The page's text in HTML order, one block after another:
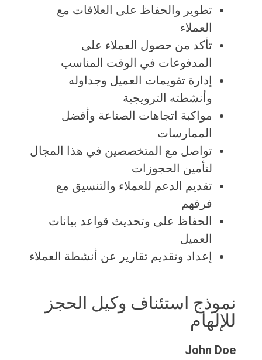
تطوير والحفاظ على العلاقات مع
العملاء
تأكد من حصول العملاء على
المدفوعات في الوقت المناسب
إدارة تقويمات العميل وجداوله
وأنشطته الترويجية
مواكبة اتجاهات الصناعة وأفضل
الممارسات
تواصل مع المتخصصين في هذا المجال
لتأمين الحجوزات
تقديم الدعم للعملاء والتنسيق مع
فرقهم
الحفاظ على وتحديث قواعد بيانات
العميل
إعداد وتقديم تقارير عن أنشطة العملاء
نموذج استئناف وكيل الحجز
للإلهام
John Doe